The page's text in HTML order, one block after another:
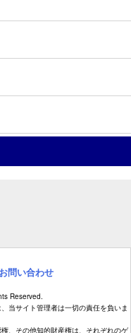
お問い合わせ
Reserved.
当サイト管理者は一切の責任を負いま
、その他知的財産権は、それぞれのゲ